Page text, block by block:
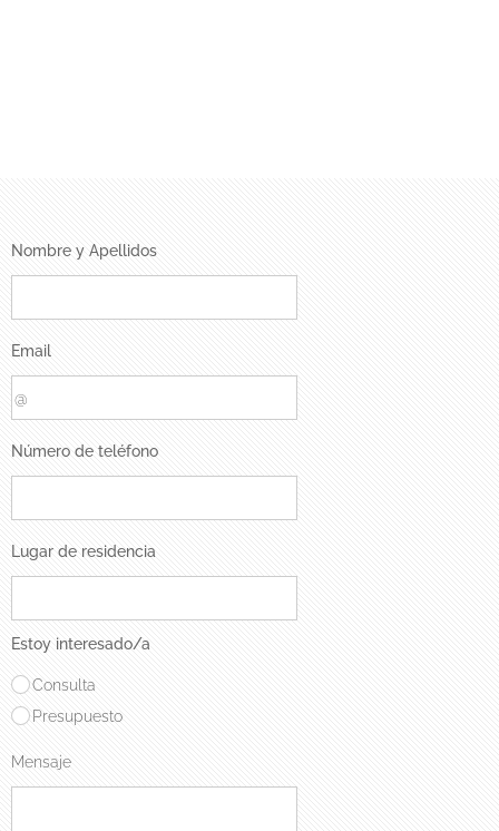
Nombre y Apellidos
Email
Número de teléfono
Lugar de residencia
Estoy interesado/a
Consulta
Presupuesto
Mensaje